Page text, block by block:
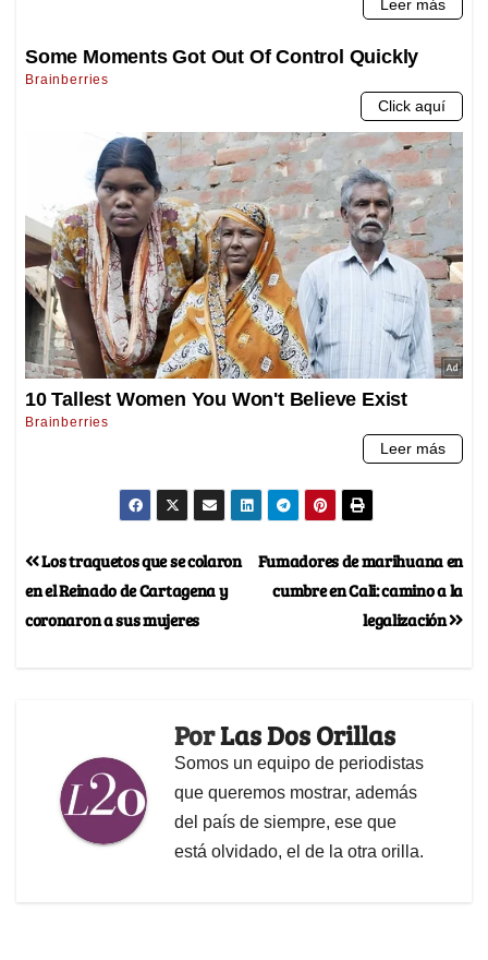
Fumadores de marihuana en
cumbre en Cali: camino a la
legalización
Los traquetos que se colaron
en el Reinado de Cartagena y
coronaron a sus mujeres
PorLas Dos Orillas
Somos un equipo de periodistas
que queremos mostrar, además
del país de siempre, ese que
está olvidado, el de la otra orilla.